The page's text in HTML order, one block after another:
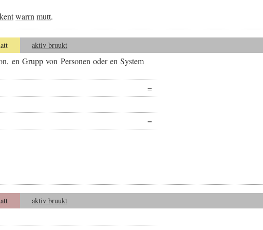
warrnmutt.
aktiv bruukt
, en Grupp von Personen oder en System
aktiv bruukt